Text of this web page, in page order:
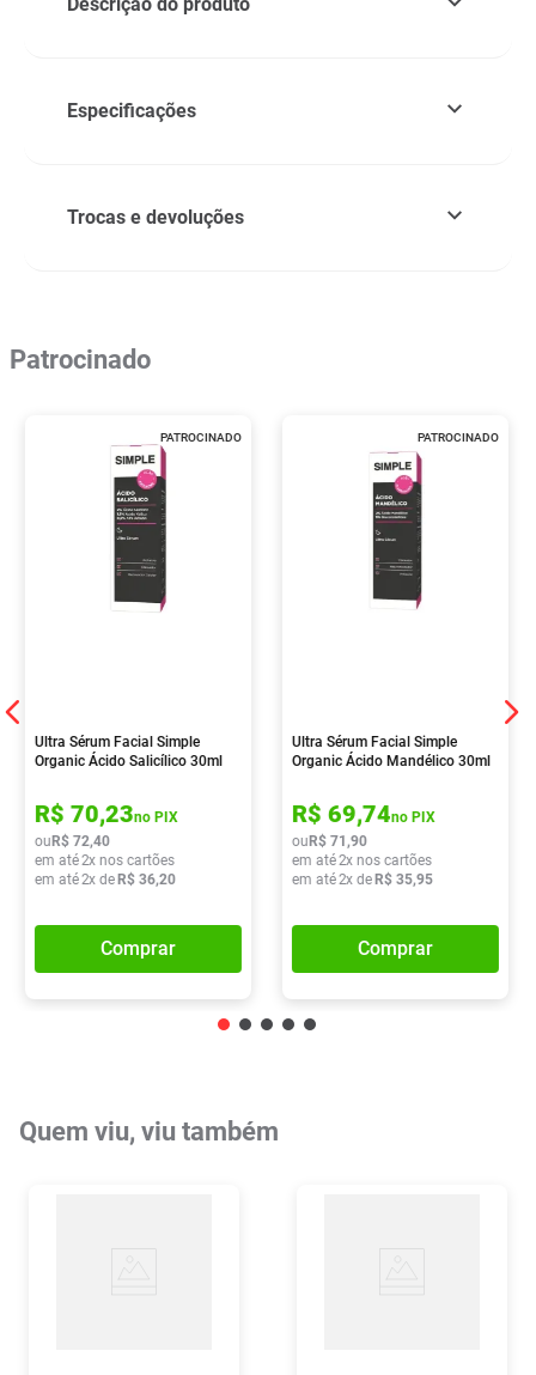
Especificações
Trocas e devoluções
Patrocinado
PATROCINADO
Ultra Sérum Facial Simple
Organic Ácido Salicílico 30ml
R$ 70,23no PIX
ou R$ 72,40
em até2x nos cartões
em até2x de R$ 36,20
Comprar
PATROCINADO
Ultra Sérum Facial Simple
Organic Ácido Mandélico 30ml
R$ 69,74no PIX
ou R$ 71 ,90
em até2x nos cartões
em até2x de R$ 35,95
Comprar
Quem viu, viu também